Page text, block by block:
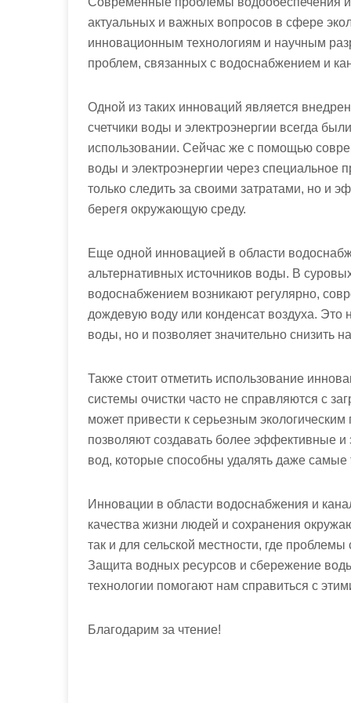
актуальных и важных вопросов в сфере
инновационным технологиям и научным
проблем, связанных с водоснабжением и
Одной из таких инноваций является
счетчики воды и электроэнергии всегда
использовании. Сейчас же с помощью
воды и электроэнергии через
только следить за своими затратами, но и
берегя окружающую среду.
Еще одной инновацией в области
альтернативных источников воды. В
водоснабжением возникают регулярно,
дождевую воду или конденсат воздуха. Это
воды, но и позволяет значительно снизить
Также стоит отметить использование
системы очистки часто не справляются с
может привести к серьезным
позволяют создавать более эффективные и
вод, которые способны удалять даже
Инновации в области водоснабжения и
качества жизни людей и сохранения
так и для сельской местности, где
Защита водных ресурсов и сбережение
технологии помогают нам справиться с
Благодарим за чтение!